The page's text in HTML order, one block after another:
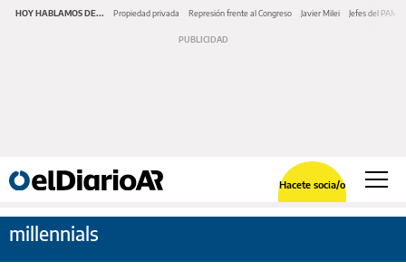
HOY HABLAMOS DE... Propiedad privada Represión frente al Congreso Javier Milei Jefes del PAMI
Hacete socia/o
millennials